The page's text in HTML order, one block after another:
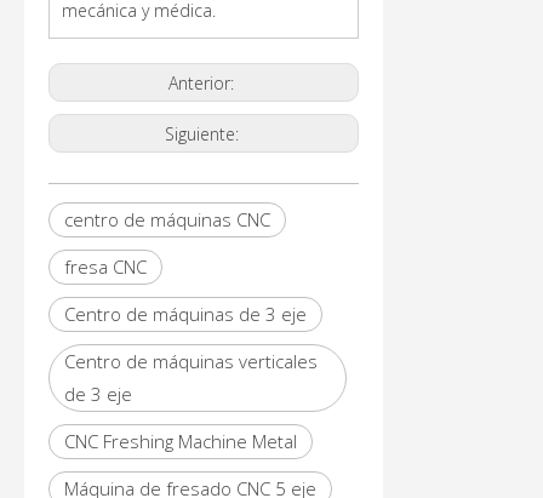
mecánica y médica.
Anterior:
Siguiente:
centro de máquinas CNC
fresa CNC
Centro de máquinas de 3 eje
Centro de máquinas verticales
de 3 eje
CNC Freshing Machine Metal
Máquina de fresado CNC 5 eje